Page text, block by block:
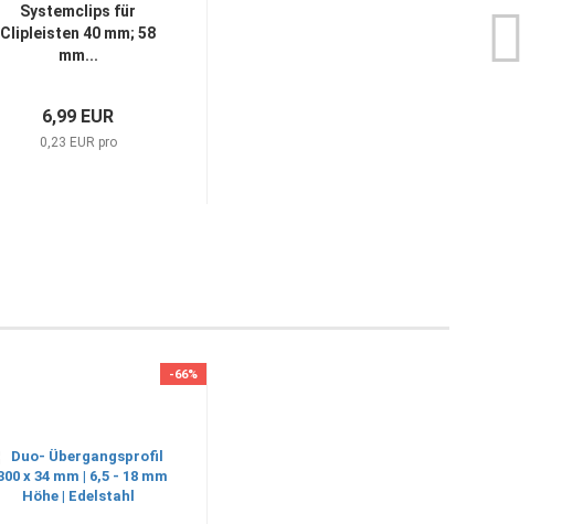
Systemclips für
Clipleisten 40 mm; 58
mm...
6,99 EUR
0,23 EUR pro
-66%